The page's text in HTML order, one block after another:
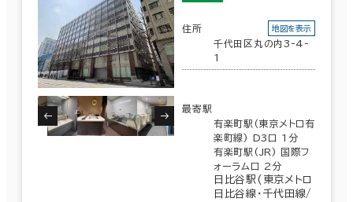
住所
千代田区丸の内3-4-
1
地図を表示
最寄駅
有楽町駅(東京メトロ有
楽町線) D3口 1分
有楽町駅(JR) 国際フ
ォーラム口 2分
日比谷駅(東京メトロ
日比谷線･千代田線/